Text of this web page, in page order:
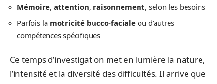
Mémoire, attention, raisonnement, selon les besoins
Parfois la motricité bucco-faciale ou d’autres
compétences spécifiques
Ce temps d’investigation met en lumière la nature,
l’intensité et la diversité des difficultés. Il arrive que